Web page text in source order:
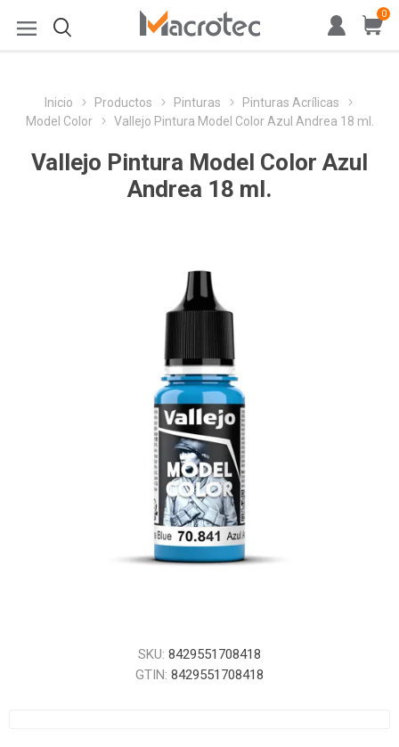
0
Inicio Productos Pinturas
Pinturas Acrílicas
Model Color
Vallejo Pintura Model Color Azul Andrea 18 ml.
Vallejo Pintura Model Color Azul
Andrea 18 ml.
SKU: 8429551708418
GTIN: 8429551708418